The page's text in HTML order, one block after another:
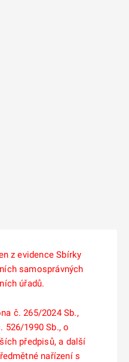
z evidence Sbírky
samosprávných
úřadů.
č. 265/2024 Sb.,
526/1990 Sb., o
předpisů, a další
nařízení s